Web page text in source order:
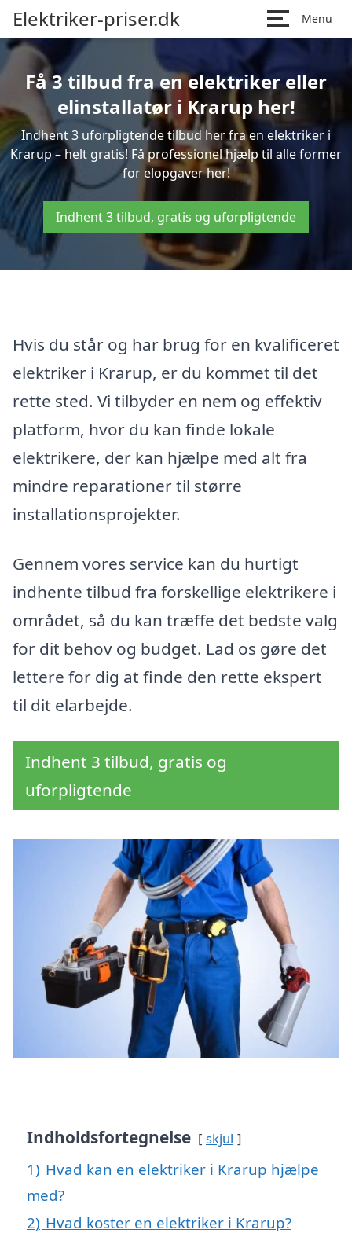
Elektriker-priser.dk Menu
Få 3 tilbud fra en elektriker eller
elinstallatør i Krarup her!
Indhent 3 uforpligtende tilbud her fra en elektriker i
Krarup – helt gratis! Få professionel hjælp til alle former
for elopgaver her!
Indhent 3 tilbud, gratis og uforpligtende
Hvis du står og har brug for en kvalificeret
elektriker i Krarup, er du kommet til det
rette sted. Vi tilbyder en nem og effektiv
platform, hvor du kan finde lokale
elektrikere, der kan hjælpe med alt fra
mindre reparationer til større
installationsprojekter.
Gennem vores service kan du hurtigt
indhente tilbud fra forskellige elektrikere i
området, så du kan træffe det bedste valg
for dit behov og budget. Lad os gøre det
lettere for dig at finde den rette ekspert
til dit elarbejde.
Indhent 3 tilbud, gratis og
uforpligtende
Indholdsfortegnelse skjul
1) Hvad kan en elektriker i Krarup hjælpe
med?
2) Hvad koster en elektriker i Krarup?